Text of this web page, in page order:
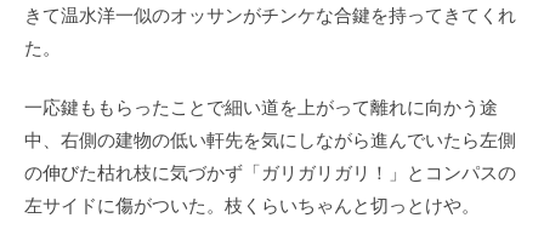
きて温水洋一似のオッサンがチンケな合鍵を持ってきてくれ
た。
一応鍵ももらったことで細い道を上がって離れに向かう途
中、右側の建物の低い軒先を気にしながら進んでいたら左側
の伸びた枯れ枝に気づかず「ガリガリガリ！」とコンパスの
左サイドに傷がついた。枝くらいちゃんと切っとけや。